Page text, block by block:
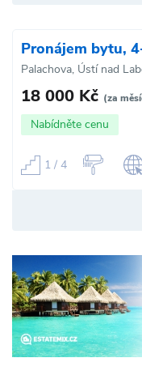
Pronájem bytu,
Palachova, Ústí nad
18 000 Kč (za
Nabídněte cenu
1 / 4